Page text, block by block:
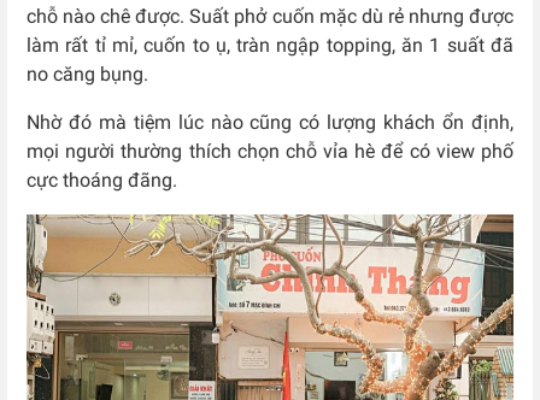
chỗ nào chê được. Suất phở cuốn mặc dù rẻ nhưng được
làm rất tỉ mỉ, cuốn to ụ, tràn ngập topping, ăn 1 suất đã
no căng bụng.
Nhờ đó mà tiệm lúc nào cũng có lượng khách ổn định,
mọi người thường thích chọn chỗ vỉa hè để có view phố
cực thoáng đãng.